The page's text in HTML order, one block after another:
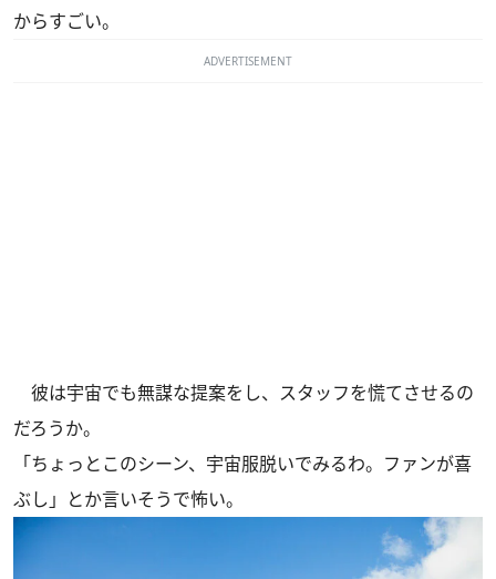
からすごい。
ADVERTISEMENT
彼は宇宙でも無謀な提案をし、スタッフを慌てさせるの
だろうか。
「ちょっとこのシーン、宇宙服脱いでみるわ。ファンが喜
ぶし」とか言いそうで怖い。